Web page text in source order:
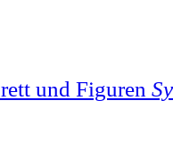
und Figuren